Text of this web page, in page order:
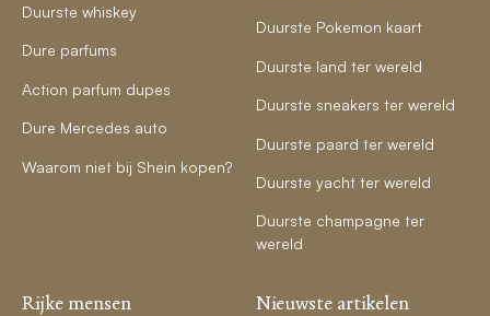
Duurste whiskey
Dure parfums
Action parfum dupes
Dure Mercedes auto
Waarom niet bij Shein kopen?
Duurste Pokemon kaart
Duurste land ter wereld
Duurste sneakers ter wereld
Duurste paard ter wereld
Duurste yacht ter wereld
Duurste champagne ter
wereld
Rijke mensen Nieuwste artikelen